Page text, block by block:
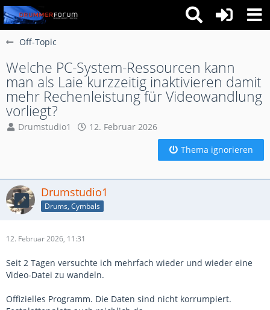
Off-Topic
Welche PC-System-Ressourcen kann
man als Laie kurzzeitig inaktivieren damit
mehr Rechenleistung für Videowandlung
vorliegt?
Drumstudio1
12. Februar 2026
Thema ignorieren
Drumstudio1
Drums, Cymbals
12. Februar 2026, 11:31
Seit 2 Tagen versuchte ich mehrfach wieder und wieder eine
Video-Datei zu wandeln.
Offizielles Programm. Die Daten sind nicht korrumpiert.